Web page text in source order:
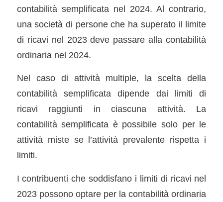
contabilità semplificata nel 2024. Al contrario,
una società di persone che ha superato il limite
di ricavi nel 2023 deve passare alla contabilità
ordinaria nel 2024.
Nel caso di attività multiple, la scelta della
contabilità semplificata dipende dai limiti di
ricavi raggiunti in ciascuna attività. La
contabilità semplificata è possibile solo per le
attività miste se l’attività prevalente rispetta i
limiti.
I contribuenti che soddisfano i limiti di ricavi nel
2023 possono optare per la contabilità ordinaria